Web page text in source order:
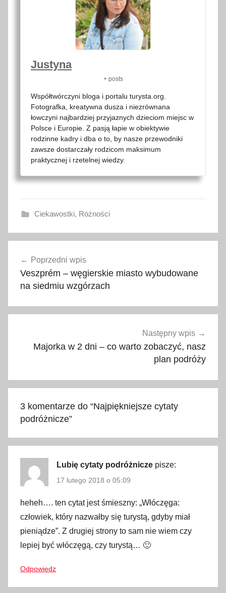
Justyna
+ posts
Współtwórczyni bloga i portalu turysta.org.
Fotografka, kreatywna dusza i niezrównana
łowczyni najbardziej przyjaznych dzieciom miejsc w
Polsce i Europie. Z pasją łapie w obiektywie
rodzinne kadry i dba o to, by nasze przewodniki
zawsze dostarczały rodzicom maksimum
praktycznej i rzetelnej wiedzy.
Ciekawostki, Różności
c
,
p
r
e
,
d
e
w
z
wpisu
Poprzedni wpis
Veszprém – węgierskie miasto wybudowane
na siedmiu wzgórzach
Następny wpis
Majorka w 2 dni – co warto zobaczyć, nasz
plan podróży
3 komentarze do “Najpiękniejsze cytaty
podróżnicze”
Lubię cytaty podróżnicze pisze:
17 lutego 2018 o 05:09
heheh…. ten cytat jest śmieszny: „Włóczęga:
człowiek, który nazwałby się turystą, gdyby miał
pieniądze”. Z drugiej strony to sam nie wiem czy
lepiej być włóczęgą, czy turystą… 🙂
Odpowiedz